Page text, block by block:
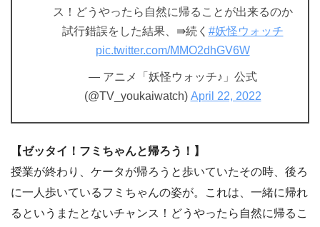
ス！どうやったら自然に帰ることが出来るのか
試行錯誤をした結果、⇛続く #妖怪ウォッチ
pic.twitter.com/MMO2dhGV6W
— アニメ「妖怪ウォッチ♪」公式
(@TV_youkaiwatch) April 22, 2022
【ゼッタイ！フミちゃんと帰ろう！】
授業が終わり、ケータが帰ろうと歩いていたその時、後ろ
に一人歩いているフミちゃんの姿が。これは、一緒に帰れ
るというまたとないチャンス！どうやったら自然に帰るこ